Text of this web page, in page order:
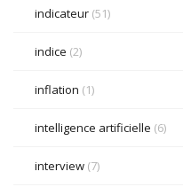
indicateur (51)
indice (2)
inflation (1)
intelligence artificielle (6)
interview (7)